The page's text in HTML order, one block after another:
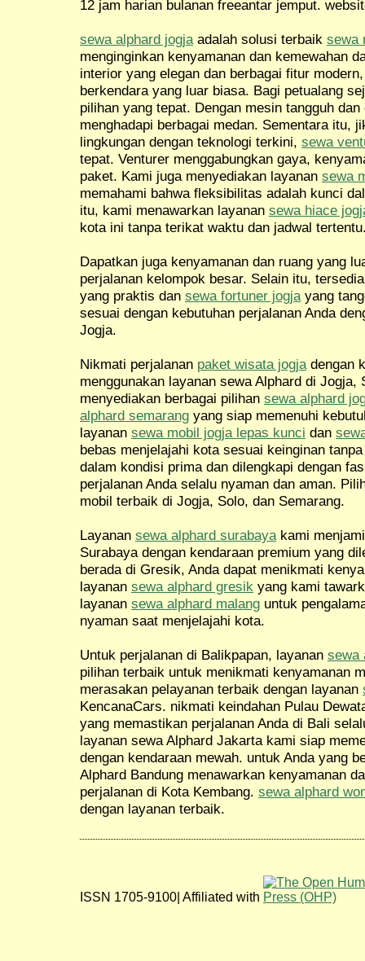
12 jam harian bulanan freeantar jemput.
sewa alphard jogja adalah solusi terbaik sewa
menginginkan kenyamanan dan kemewahan
interior yang elegan dan berbagai fitur
berkendara yang luar biasa. Bagi petualang
pilihan yang tepat. Dengan mesin tangguh
menghadapi berbagai medan. Sementara itu,
lingkungan dengan teknologi terkini, sewa
tepat. Venturer menggabungkan gaya,
paket. Kami juga menyediakan layanan sewa
memahami bahwa fleksibilitas adalah kunci
itu, kami menawarkan layanan sewa hiace
kota ini tanpa terikat waktu dan jadwal
Dapatkan juga kenyamanan dan ruang yang
perjalanan kelompok besar. Selain itu,
yang praktis dan sewa fortuner jogja yang
sesuai dengan kebutuhan perjalanan Anda
Jogja.
Nikmati perjalanan paket wisata jogja dengan
menggunakan layanan sewa Alphard di Jogja,
menyediakan berbagai pilihan sewa alphard
alphard semarang yang siap memenuhi
layanan sewa mobil jogja lepas kunci dan
bebas menjelajahi kota sesuai keinginan
dalam kondisi prima dan dilengkapi dengan
perjalanan Anda selalu nyaman dan aman.
mobil terbaik di Jogja, Solo, dan Semarang.
Layanan sewa alphard surabaya kami
Surabaya dengan kendaraan premium yang
berada di Gresik, Anda dapat menikmati
layanan sewa alphard gresik yang kami
layanan sewa alphard malang untuk
nyaman saat menjelajahi kota.
Untuk perjalanan di Balikpapan, layanan sewa
pilihan terbaik untuk menikmati kenyamanan
merasakan pelayanan terbaik dengan layanan
KencanaCars. nikmati keindahan Pulau
yang memastikan perjalanan Anda di Bali
layanan sewa Alphard Jakarta kami siap
dengan kendaraan mewah. untuk Anda yang
Alphard Bandung menawarkan kenyamanan
perjalanan di Kota Kembang. sewa alphard
dengan layanan terbaik.
ISSN 1705-9100| Affiliated with